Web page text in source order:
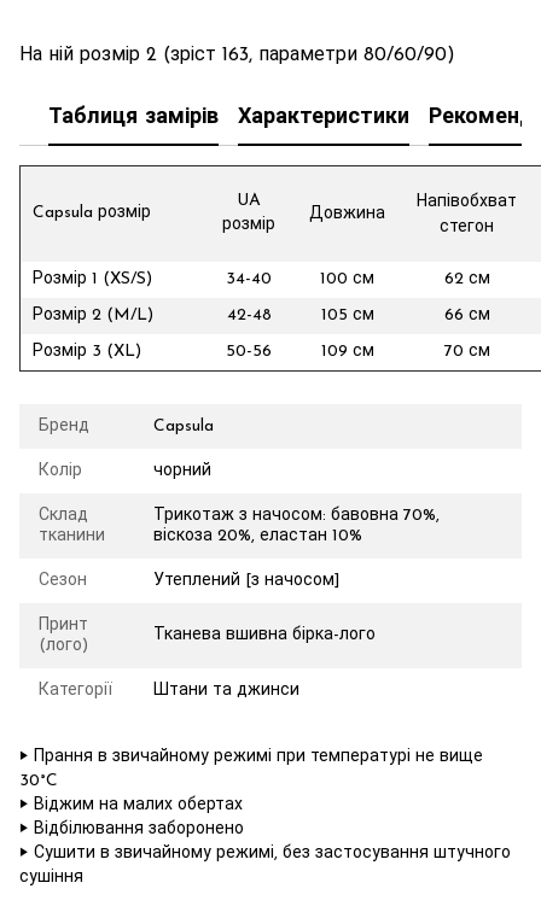
На ній розмір 2 (зріст 163, параметри 80/60/90)
Таблиця замірів Характеристики
Capsula розмір
UA
розмір
Довжина
Напівобхват
стегон
Розмір 1 (XS/S) 34-40 100 см
62 см
Розмір 2 (M/L)
42-48 105 см
66 см
Розмір 3 (XL)
50-56 109 см 70 см
Бренд Capsula
Колір чорний
Склад
тканини
Трикотаж з начосом: бавовна 70%,
віскоза 20%, еластан 10%
Сезон Утеплений [з начосом]
Принт
(лого)
Тканева вшивна бірка-лого
Категорії Штани та джинси
‣ Прання в звичайному режимі при температурі не вище
30°C
‣ Віджим на малих обертах
‣ Відбілювання заборонено
‣ Сушити в звичайному режимі, без застосування штучного
сушіння